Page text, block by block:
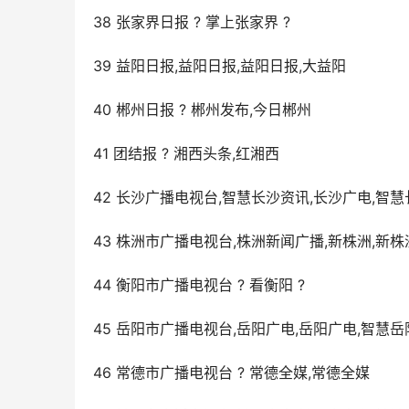
38 张家界日报 ? 掌上张家界 ?
39 益阳日报,益阳日报,益阳日报,大益阳
40 郴州日报 ? 郴州发布,今日郴州
41 团结报 ? 湘西头条,红湘西
42 长沙广播电视台,智慧长沙资讯,长沙广电,智慧
43 株洲市广播电视台,株洲新闻广播,新株洲,新株
44 衡阳市广播电视台 ? 看衡阳 ?
45 岳阳市广播电视台,岳阳广电,岳阳广电,智慧岳
46 常德市广播电视台 ? 常德全媒,常德全媒